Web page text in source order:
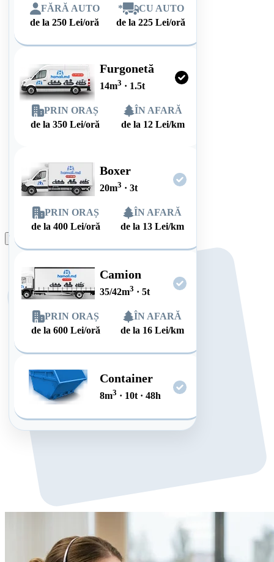
FĂRĂ AUTO
de la250 Lei/oră
*
CU AUTO
de la225 Lei/oră
Furgonetă
14m3 · 1.5t
PRIN ORAȘ
de la 350 Lei/oră
ÎN AFARĂ
de la 12 Lei/km
Boxer
20m3 · 3t
PRIN ORAȘ
de la400 Lei/oră
ÎN AFARĂ
de la 13 Lei/km
Camion
35/42m3 · 5t
PRIN ORAȘ
de la600 Lei/oră
ÎN AFARĂ
de la 16 Lei/km
Container
8m3 · 10t · 48h
Plasează comanda